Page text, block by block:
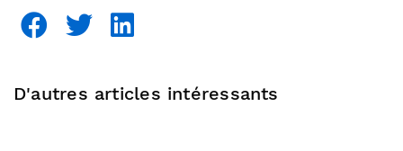
D'autres articles intéressants